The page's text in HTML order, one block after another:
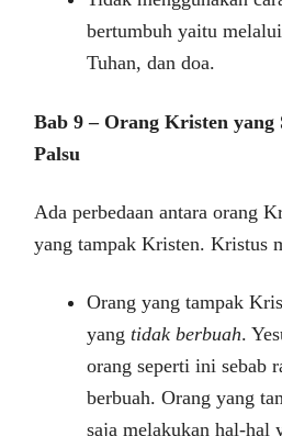
bertumbuh yaitu
Tuhan, dan doa.
Bab 9 – Orang Kristen yang
Palsu
Ada perbedaan antara orang
yang tampak Kristen. Kristus
Orang yang tampak
yangtidak berbuah.
orang seperti ini sebab
berbuah. Orang yang
saja melakukan hal-hal